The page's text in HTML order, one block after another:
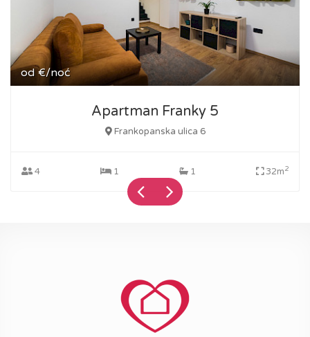
od €/noć
Apartman Franky 5
Frankopanska ulica 6
4 1 1 32m2